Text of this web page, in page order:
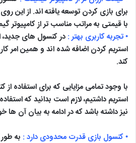
برای بازی کردن توسعه یافته اند. از این
با قیمتی به مراتب مناسب تر از کامپیوتر
• تجربه کاربری بهتر : در کنسول های جدید،
استریم کردن اضافه شده اند و همین امر کار
کند.
با وجود تمامی مزایایی که برای استفاده از
استریم داشتیم، لازم است بدانید که
نیز داشته باشد که در ادامه به بیان آن ها
• کنسول بازی قدرت محدودی دارد : به